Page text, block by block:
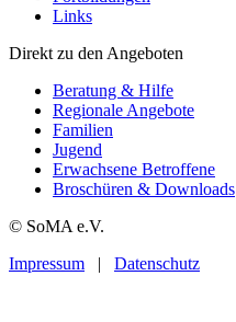
Links
Direkt zu den Angeboten
Beratung & Hilfe
Regionale Angebote
Familien
Jugend
Erwachsene Betroffene
Broschüren & Downloads
© SoMA e.V.
Impressum | Datenschutz